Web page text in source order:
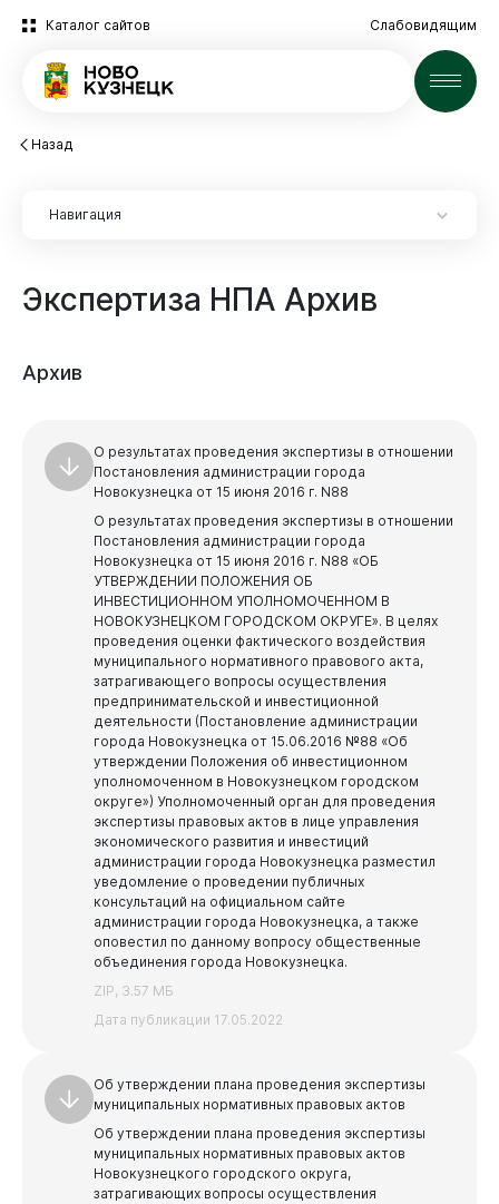
Каталог сайтов Слабовидящим
Новости
Новокузнецк
Администрация
Назад
Экспертиза НПА Архив
Навигация
Экспертиза НПА
Архив
Противодействие коррупции
Противодействие коррупции
Нормативные правовые акты
Сведения о доходах, расходах, об имуществе и
обязательствах имущественного характера
Комиссия по соблюдению требований к служебному
поведению муниципальных служащих и
урегулированию конфликта интересов
Независимая антикоррупционная экспертиза
Методические материалы
План противодействия коррупции
Среднемесячная заработная плата
Учреждения, подведомственные администрации
города Новокузнецка
Учреждения и предприятия, подведомственные
Комитету по управлению муниципальным имуществом
Учреждения, подведомственные Управлению
дорожно - коммунального хозяйства и
благоустройства
Учреждения, подведомственные Комитету по
физической культуре, спорту и туризму
Учреждения, подведомственные Комитету жилищно-
коммунального хозяйства
транспорту и связи
социальной защиты
Учреждения, подведомственные Комитету по делам
молодежи
Учреждения, подведомственные Управлению
культуры
Финансы
Бюджет
Отчеты
Бюджет для граждан
Документы
Архив
О результатах проведения экспертизы в отношении
Постановления администрации города
Новокузнецка от 15 июня 2016 г. N88
О результатах проведения экспертизы в отношении
Постановления администрации города
Новокузнецка от 15 июня 2016 г. N88 «ОБ
УТВЕРЖДЕНИИ ПОЛОЖЕНИЯ ОБ
ИНВЕСТИЦИОННОМ УПОЛНОМОЧЕННОМ В
НОВОКУЗНЕЦКОМ ГОРОДСКОМ ОКРУГЕ». В целях
проведения оценки фактического воздействия
муниципального нормативного правового акта,
затрагивающего вопросы осуществления
предпринимательской и инвестиционной
деятельности (Постановление администрации
города Новокузнецка от 15.06.2016 №88 «Об
утверждении Положения об инвестиционном
уполномоченном в Новокузнецком городском
округе») Уполномоченный орган для проведения
экспертизы правовых актов в лице управления
экономического развития и инвестиций
администрации города Новокузнецка разместил
уведомление о проведении публичных
консультаций на официальном сайте
администрации города Новокузнецка, а также
оповестил по данному вопросу общественные
объединения города Новокузнецка.
ZIP, 3.57 МБ
Дата публикации 17.05.2022
Об утверждении плана проведения экспертизы
муниципальных нормативных правовых актов
Об утверждении плана проведения экспертизы
муниципальных нормативных правовых актов
Новокузнецкого городского округа,
затрагивающих вопросы осуществления